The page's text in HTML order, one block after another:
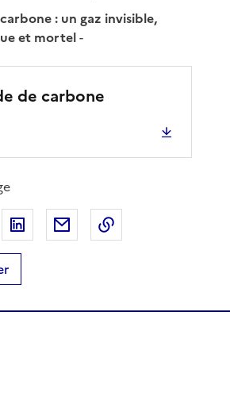
: un gaz invisible,
et mortel-
de carbone
Facebook
sur X
Partager sur LinkedIn
Partager par email